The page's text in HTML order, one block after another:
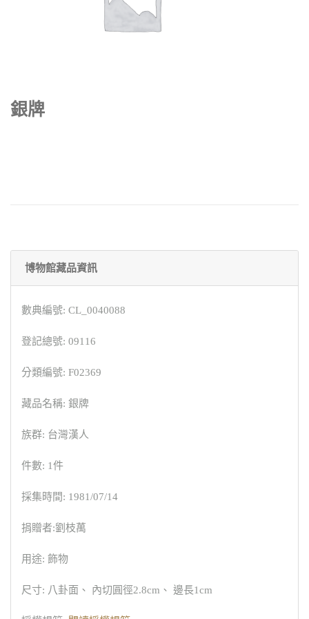
銀牌
博物館藏品資訊
數典編號: CL_0040088
登記總號: 09116
分類編號: F02369
藏品名稱: 銀牌
族群: 台灣漢人
件數: 1件
採集時間: 1981/07/14
捐贈者:劉枝萬
用途: 飾物
尺寸: 八卦面、 內切圓徑2.8cm、 邊長1cm